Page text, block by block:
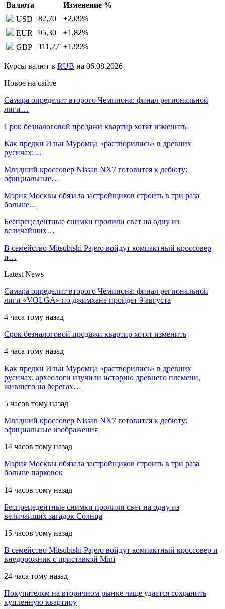
Валюта
Изменение %
USD
82,70 +2,09%
EUR
95,30 +1,82%
GBP
111,27 +1,99%
Курсы валют в RUB на 06.08.2026
Новое на сайте
Самара определит второго Чемпиона: финал региональной
лиги…
Срок безналоговой продажи квартир хотят изменить
Как предки Ильи Муромца «растворились» в древних
русичах:…
Младший кроссовер Nissan NX7 готовится к дебюту:
официальные…
Мэрия Москвы обязала застройщиков строить в три раза
больше…
Беспрецедентные снимки пролили свет на одну из
величайших…
В семейство Mitsubishi Pajero войдут компактный кроссовер
и…
Latest News
Самара определит второго Чемпиона: финал региональной
лиги «VOLGA» по джимхане пройдет 9 августа
4 часа тому назад
Срок безналоговой продажи квартир хотят изменить
4 часа тому назад
Как предки Ильи Муромца «растворились» в древних
русичах: археологи изучили историю древнего племени,
жившего на берегах…
5 часов тому назад
Младший кроссовер Nissan NX7 готовится к дебюту:
официальные изображения
14 часов тому назад
Мэрия Москвы обязала застройщиков строить в три раза
больше парковок
14 часов тому назад
Беспрецедентные снимки пролили свет на одну из
величайших загадок Солнца
15 часов тому назад
В семейство Mitsubishi Pajero войдут компактный кроссовер и
внедорожник с приставкой Mini
24 часа тому назад
Покупателям на вторичном рынке чаще удается сохранить
купленную квартиру